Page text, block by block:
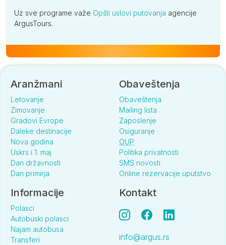
Uz sve programe važe Opšti uslovi putovanja agencije
ArgusTours.
Aranžmani
Letovanje
Zimovanje
Gradovi Evrope
Daleke destinacije
Nova godina
Uskrs i 1. maj
Dan državnosti
Dan primirja
Obaveštenja
Obaveštenja
Mailing lista
Zaposlenje
Osiguranje
OUP
Politika privatnosti
SMS novosti
Online rezervacije uputstvo
Informacije
Polasci
Autobuski polasci
Najam autobusa
Transferi
Kontakt
info@argus.rs